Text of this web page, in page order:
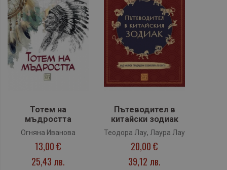
Тотем на
мъдростта
Огняна Иванова
13,00 €
25,43 лв.
Пътеводител в
китайски зодиак
Теодора Лау, Лаура Лау
20,00 €
39,12 лв.